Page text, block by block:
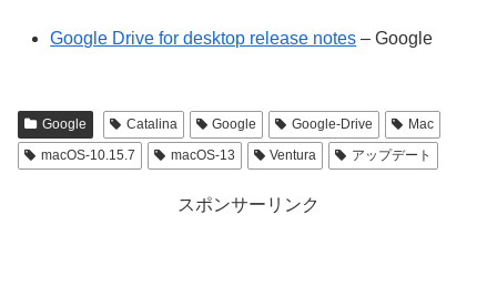
Google Drive for desktop release notes – Google
Google Catalina Google Google-Drive
Mac
macOS-10.15.7
macOS-13 Ventura アップデート
スポンサーリンク